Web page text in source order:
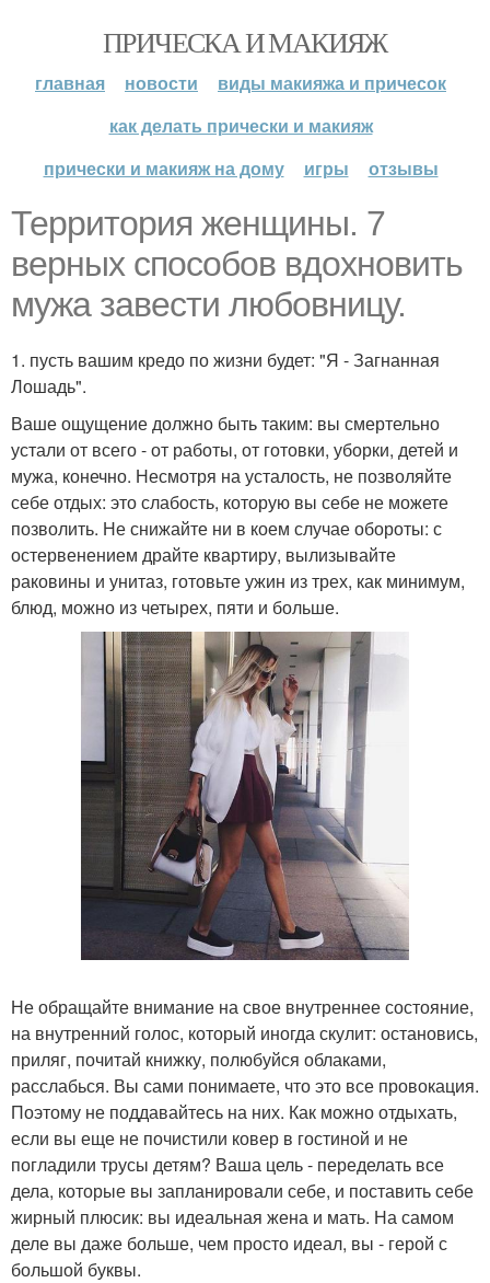
ПРИЧЕСКА И МАКИЯЖ
главная новости
виды макияжа и причесок
как делать прически и макияж
прически и макияж на дому
игры отзывы
Территория женщины. 7
верных способов вдохновить
мужа завести любовницу.
1. пусть вашим кредо по жизни будет: "Я - Загнанная
Лошадь".
Ваше ощущение должно быть таким: вы смертельно
устали от всего - от работы, от готовки, уборки, детей и
мужа, конечно. Несмотря на усталость, не позволяйте
себе отдых: это слабость, которую вы себе не можете
позволить. Не снижайте ни в коем случае обороты: с
остервенением драйте квартиру, вылизывайте
раковины и унитаз, готовьте ужин из трех, как минимум,
блюд, можно из четырех, пяти и больше.
Не обращайте внимание на свое внутреннее состояние,
на внутренний голос, который иногда скулит: остановись,
приляг, почитай книжку, полюбуйся облаками,
расслабься. Вы сами понимаете, что это все провокация.
Поэтому не поддавайтесь на них. Как можно отдыхать,
если вы еще не почистили ковер в гостиной и не
погладили трусы детям? Ваша цель - переделать все
дела, которые вы запланировали себе, и поставить себе
жирный плюсик: вы идеальная жена и мать. На самом
деле вы даже больше, чем просто идеал, вы - герой с
большой буквы.